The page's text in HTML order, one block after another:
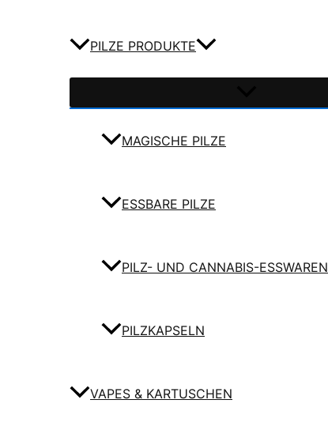
PILZE PRODUKTE
MAGISCHE PILZE
ESSBARE PILZE
PILZ- UND CANNABIS-ESSWAREN
PILZKAPSELN
VAPES & KARTUSCHEN